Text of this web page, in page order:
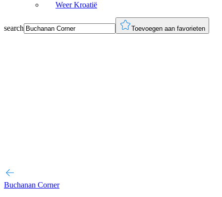
Weer Kroatië
search Toevoegen aan favorieten
Buchanan Corner